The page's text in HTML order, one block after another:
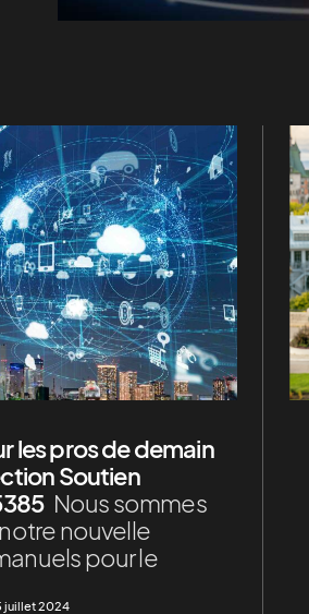
les pros de demain
Soutien
Nous sommes
nouvelle
pour le
juillet 2024